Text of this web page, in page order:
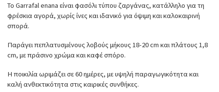
Το Garrafal enana είναι φασόλι τύπου ζαργάνας, κατάλληλο για τη
φρέσκια αγορά, χωρίς ίνες και ιδανικό για όψιμη και καλοκαιρινή
σπορά.
Παράγει πεπλατυσμένους λοβούς μήκους 18-20 cm και πλάτους 1,8
cm, με πράσινο χρώμα και καφέ σπόρο.
Η ποικιλία ωριμάζει σε 60 ημέρες, με υψηλή παραγωγικότητα και
καλή ανθεκτικότητα στις καιρικές συνθήκες.